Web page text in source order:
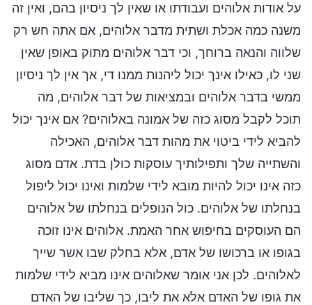
על אודות אלוהים ועבודתו או שאין לך ניסיון בהם, ואין זה
משנה כמה אכלת ושתית מדבר אלוהים, אם אתה חש רק
שלווה והנאה ברוחך, וכי דבר אלוהים מתוק באופן שאין
שני לו, כאילו אינך יכול ליהנות ממנו די, אך אין לך ניסיון
ממשי בדבר אלוהים ובמציאות של דבר אלוהים, מה
תוכל לקבל מסוג כזה של אמונה באלוהים? אם אינך יכול
להביא לידי ביטוי את מהות דבר אלוהים, האכילה
והשתייה שלך ותפילותיך עוסקות כולן בדת. אדם מסוג
כזה אינו יכול להיות מובא לידי שלמות ואינו יכול ליפול
בנחלתו של אלוהים. כול הנופלים בנחלתו של אלוהים
הם העוסקים בחיפוש אחר האמת. אלוהים אינו זוכה
בגופו או ברכושו של אדם, אלא בחלק שבו אשר שייך
לאלוהים. לכן אני אומר שאלוהים אינו מביא לידי שלמות
את גופו של האדם אלא את ליבו, כך שליבו של האדם